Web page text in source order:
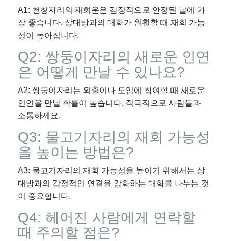
A1: 천칭자리의 재회운은 감정적으로 안정된 날에 가
장 좋습니다. 상대방과의 대화가 원활할 때 재회 가능
성이 높아집니다.
Q2: 쌍둥이자리의 새로운 인연
은 어떻게 만날 수 있나요?
A2: 쌍둥이자리는 외출이나 모임에 참여할 때 새로운
인연을 만날 확률이 높습니다. 적극적으로 사람들과
소통하세요.
Q3: 물고기자리의 재회 가능성
을 높이는 방법은?
A3: 물고기자리의 재회 가능성을 높이기 위해서는 상
대방과의 감정적인 연결을 강화하는 대화를 나누는 것
이 중요합니다.
Q4: 헤어진 사람에게 연락할
때 주의할 점은?